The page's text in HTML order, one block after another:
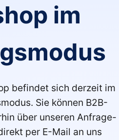
im
befindet sich derzeit im
Sie können B2B-
über unseren Anfrage-
per E-Mail an uns